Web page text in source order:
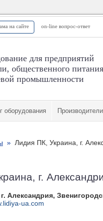
на сайте on-line вопрос-ответ
для предприятий
общественного питания
промышленности
оборудования
» Лидия ПК, Украина, г.
г.
Александрия,
ua.com